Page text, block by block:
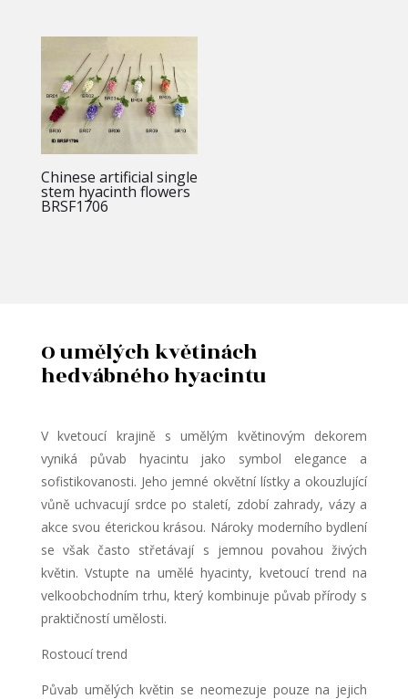
Chinese artificial single
stem hyacinth flowers
BRSF1706
O umělých květinách
hedvábného hyacintu
V kvetoucí krajině s umělým květinovým dekorem
vyniká půvab hyacintu jako symbol elegance a
sofistikovanosti. Jeho jemné okvětní lístky a okouzlující
vůně uchvacují srdce po staletí, zdobí zahrady, vázy a
akce svou éterickou krásou. Nároky moderního bydlení
se však často střetávají s jemnou povahou živých
květin. Vstupte na umělé hyacinty, kvetoucí trend na
velkoobchodním trhu, který kombinuje půvab přírody s
praktičností umělosti.
Rostoucí trend
Půvab umělých květin se neomezuje pouze na jejich